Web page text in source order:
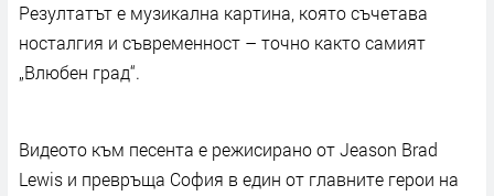
Резултатът е музикална картина, която съчетава
носталгия и съвременност – точно както самият
„Влюбен град“.
Видеото към песента е режисирано от Jeason Brad
Lewis и превръща София в един от главните герои на